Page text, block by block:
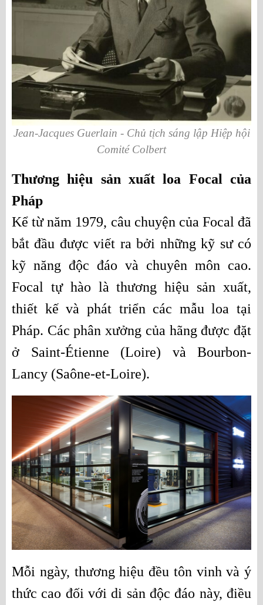
Jean-Jacques Guerlain - Chủ tịch sáng lập Hiệp hội
Comité Colbert
Thương hiệu sản xuất loa Focal của
Pháp
Kể từ năm 1979, câu chuyện của Focal đã
bắt đầu được viết ra bởi những kỹ sư có
kỹ năng độc đáo và chuyên môn cao.
Focal tự hào là thương hiệu sản xuất,
thiết kế và phát triển các mẫu loa tại
Pháp. Các phân xưởng của hãng được đặt
ở Saint-Étienne (Loire) và Bourbon-
Lancy (Saône-et-Loire).
Mỗi ngày, thương hiệu đều tôn vinh và ý
thức cao đối với di sản độc đáo này, điều